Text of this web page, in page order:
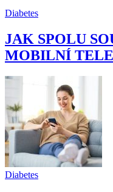
Diabetes
JAK SPOLU
MOBILNÍ
Diabetes